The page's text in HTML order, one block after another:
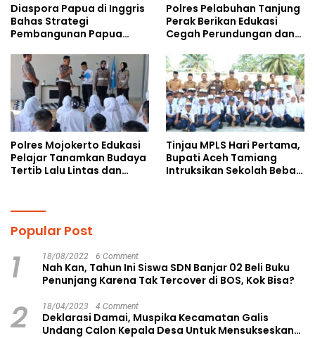
Diaspora Papua di Inggris
Bahas Strategi
Pembangunan Papua
Doktoral Internasional
Polres Pelabuhan Tanjung
Perak Berikan Edukasi
Cegah Perundungan dan
kepada Pelajar MPLS
Polres Mojokerto Edukasi
Pelajar Tanamkan Budaya
Tertib Lalu Lintas dan
Tinjau MPLS Hari Pertama,
Bupati Aceh Tamiang
Intruksikan Sekolah Bebas
Popular Post
1 18/08/2022 6 Comment
Nah Kan, Tahun Ini Siswa SDN Banjar 02 Beli Buku
Penunjang Karena Tak Tercover di BOS, Kok Bisa?
2 18/04/2023 4 Comment
Deklarasi Damai, Muspika Kecamatan Galis
Undang Calon Kepala Desa Untuk Mensukseskan